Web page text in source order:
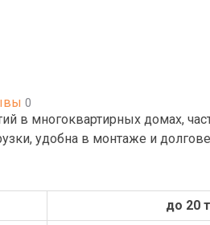
0
в многоквартирных домах,
удобна в монтаже и
до 20 т